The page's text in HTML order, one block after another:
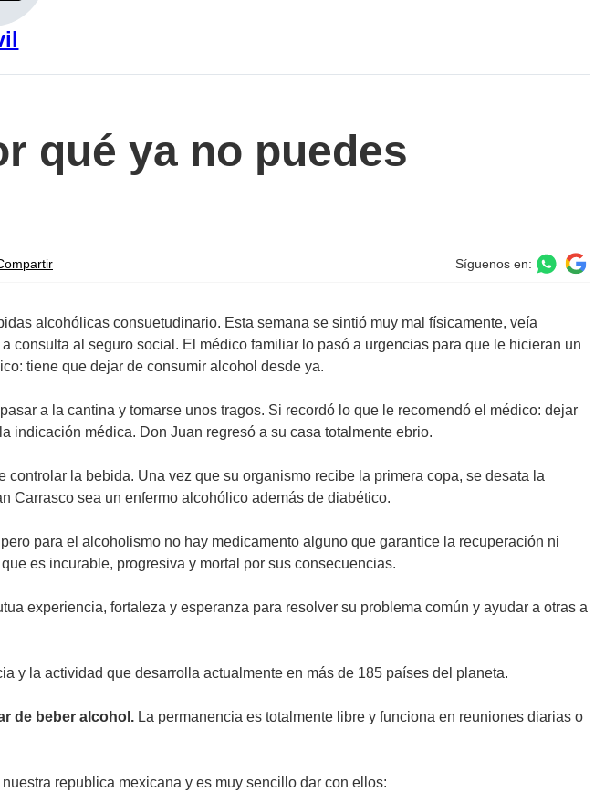
qué ya no puedes
Síguenos en:
alcohólicas consuetudinario. Esta semana se sintió muy mal físicamente, veía
consulta al seguro social. El médico familiar lo pasó a urgencias para que le hicieran un
tiene que dejar de consumir alcohol desde ya.
a la cantina y tomarse unos tragos. Si recordó lo que le recomendó el médico: dejar
indicación médica. Don Juan regresó a su casa totalmente ebrio.
la bebida. Una vez que su organismo recibe la primera copa, se desata la
Carrasco sea un enfermo alcohólico además de diabético.
para el alcoholismo no hay medicamento alguno que garantice la recuperación ni
es incurable, progresiva y mortal por sus consecuencias.
experiencia, fortaleza y esperanza para resolver su problema común y ayudar a otras a
y la actividad que desarrolla actualmente en más de 185 países del planeta.
de beber alcohol. La permanencia es totalmente libre y funciona en reuniones diarias o
republica mexicana y es muy sencillo dar con ellos: